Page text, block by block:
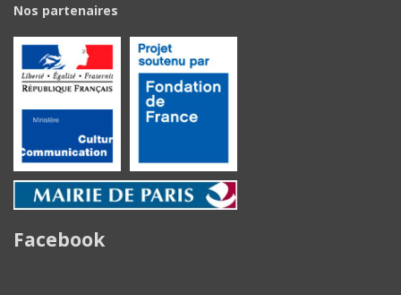
Nos partenaires
Facebook